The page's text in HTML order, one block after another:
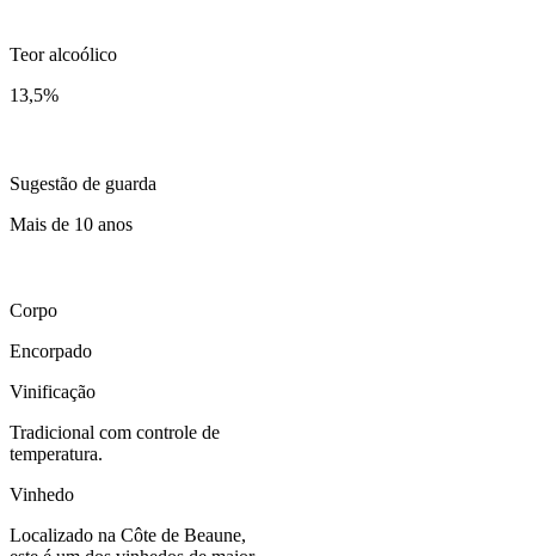
Teor alcoólico
13,5%
Sugestão de guarda
Mais de 10 anos
Corpo
Encorpado
Vinificação
Tradicional com controle de
temperatura.
Vinhedo
Localizado na Côte de Beaune,